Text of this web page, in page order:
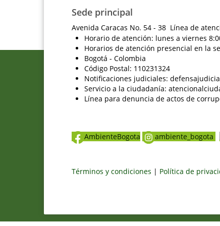
Sede principal
Avenida Caracas No. 54 - 38 Línea de
Horario de atención: lunes a viernes
Horarios de atención presencial en la
Bogotá - Colombia
Código Postal: 110231324
Notificaciones judiciales:
Servicio a la ciudadanía:
Línea para denuncia de actos de
AmbienteBogota ambiente_bogota
Términos y condiciones | Política de